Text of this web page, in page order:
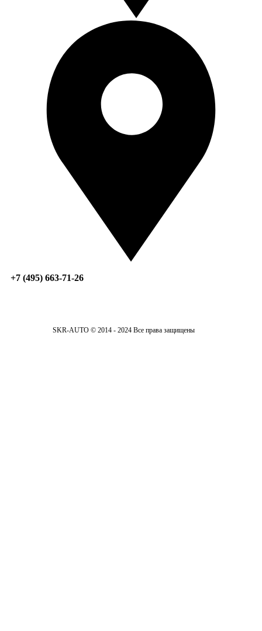
+7 (495) 663-71-26
SKR-AUTO © 2014 - 2024 Все права защищены